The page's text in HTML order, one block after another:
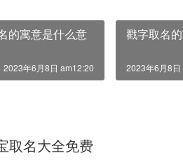
的寓意是什么意
2023年6月8日 am12:20
戳字取名
2023年6月8日
取名大全免费